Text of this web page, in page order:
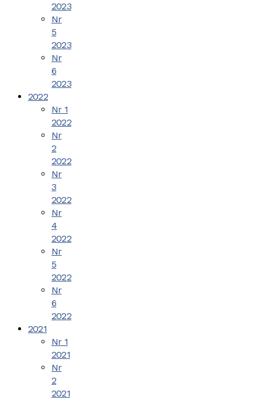
2023
Nr
5
2023
Nr
6
2023
2022
Nr 1
2022
Nr
2
2022
Nr
3
2022
Nr
4
2022
Nr
5
2022
Nr
6
2022
2021
Nr 1
2021
Nr
2
2021